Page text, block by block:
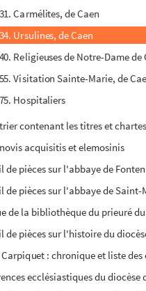
Carmélites, de Caen
Ursulines, de Caen
Religieuses de Notre-Dame
Visitation Sainte-Marie, de
Hospitaliers
contenant les titres et
acquisitis et elemosinis
de pièces sur l'abbaye de
de pièces sur l'abbaye de
de la bibliothèque du prieuré
de pièces sur l'histoire du
Carpiquet : chronique et liste des
ecclésiastiques du diocèse